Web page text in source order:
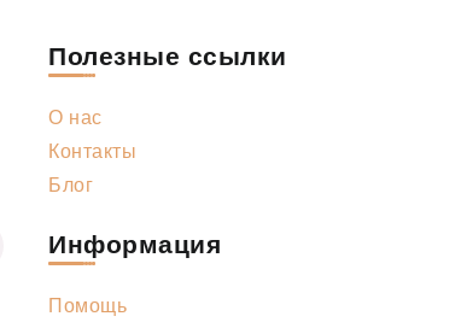
Полезные ссылки
О нас
Контакты
Блог
Информация
Помощь